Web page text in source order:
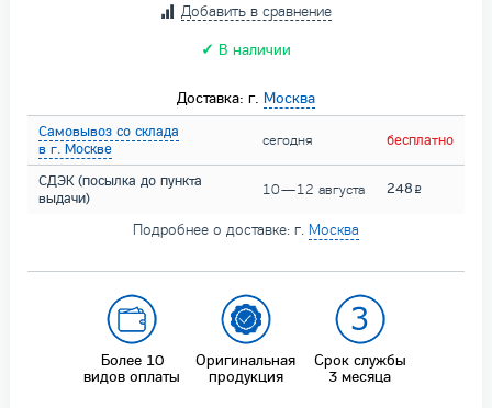
Добавить в сравнение
✓ В наличии
Доставка: г. Москва
Самовывоз со склада
в г. Москве
сегодня бесплатно
СДЭК (посылка до пункта
выдачи)
10 — 12 августа 248
Подробнее о доставке: г. Москва
Более 10
видов оплаты
Оригинальная
продукция
Срок службы
3 месяца